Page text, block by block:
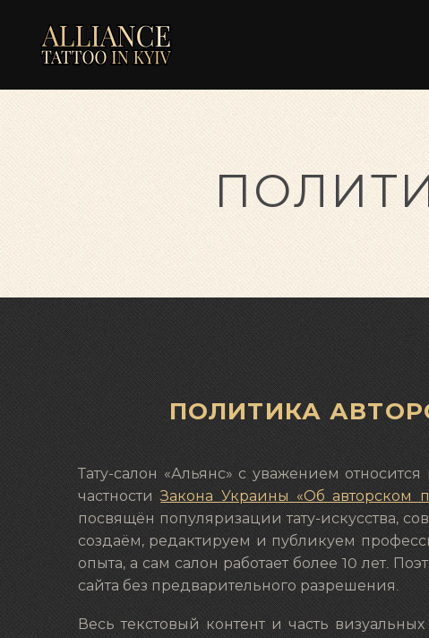
ПОЛИТИКА
Тату-салон «Альянс» с уважением
частностиЗакона Украины «Об авторском
посвящён популяризации тату-искусства,
создаём, редактируем и публикуем
опыта, а сам салон работает более 10 лет.
сайта без предварительного разрешения.
Весь текстовый контент и часть